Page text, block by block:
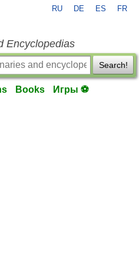
RU DE ES FR
Encyclopedias
Search!
Books Игры ⚽